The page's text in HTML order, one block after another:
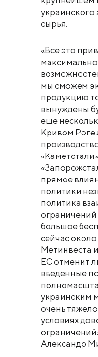
украинского
сырья.
«Все это
мы сможем
продукцию
вынуждены
еще
Кривом Роге
прямое
политики
политика
ограничений
большое
сейчас
Метинвеста
ЕС отменит
введенные
украинским
очень
условиях
Александр